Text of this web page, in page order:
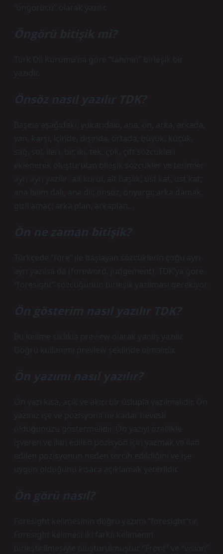
“öngörücü” olarak yazılır.
Öngörü bitişik mi?
Türk Dil Kurumu’na göre “tahmin” birleşik bir
yazıdır.
Önsöz nasıl yazılır TDK?
Başına aşağıdaki, yukarıdaki, ana, ön, arka, arkada,
yan, karşı, içinde, dışında, ortada, büyük, küçük,
sağ, sol, ileri, bir, iki, tek, çok, çift sözcükleri
eklenerek oluşturulan bileşik sözcükler ve terimler
ayrı ayrı yazılır: alt kurul, alt başlık; üst kat, üst kat;
ana bilim dalı, ana dil; önsöz, önyargı; arka damak,
gizli amaç; arka plan, arkaplan…
Ön ne zaman bitişik?
Türkçede “fore” ile başlayan sözcüklerin çoğu ayrı
ayrı yazılsa da (foreword, judgement), TDK’ya göre
“foresight” sözcüğünün birleşik yazılması gerekiyor.
Ön gösterim nasıl yazılır TDK?
Bu kelime sıklıkla preview olarak yanlış yazılır.
Doğru kullanımı preview şeklinde olmalıdır.
Ön yazımı nasıl yazılır?
Ön yazı kısa, açık ve akıcı bir üslupla yazılmalıdır. Ön
yazınız işe ve pozisyona ne kadar hevesli
olduğunuzu göstermelidir. Ön yazıyı özellikle
işveren ve ilan edilen pozisyon için yazmak ve ilan
edilen pozisyonun neden tercih edildiğini ve işe
uygun olduğunu kısaca açıklamak yeterlidir.
Ön görü nasıl?
Foresight kelimesinin doğru yazımı “foresight”tır.
Foresight kelimesi iki farklı kelimenin
birleştirilmesiyle oluşturulmuştur. “Front” ve “vision”